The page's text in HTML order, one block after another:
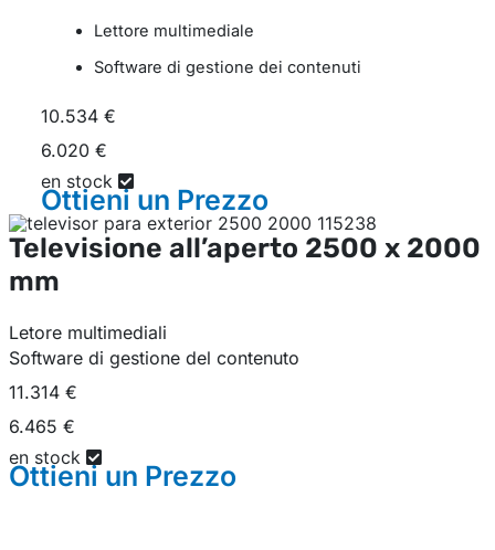
Lettore multimediale
Software di gestione dei contenuti
10.534 €
6.020 €
en stock
Ottieni un Prezzo
Televisione all’aperto 2500 x 2000
mm
Letore multimediali
Software di gestione del contenuto
11.314 €
6.465 €
en stock
Ottieni un Prezzo